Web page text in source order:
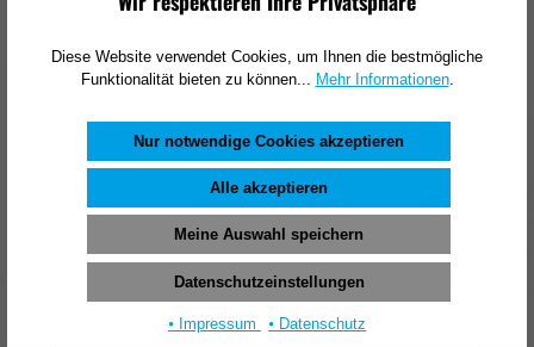
Kränzle Rohrreinigungsschlauch 25 m
Stecksystem D12 mit Frontbohrung 125503-F
207,66 €*
Diese Website verwendet Cookies, um Ihnen die bestmögliche
Funktionalität bieten zu können...
Mehr Informationen.
Nur notwendige Cookies akzeptieren
Alle akzeptieren
Meine Auswahl speichern
Datenschutzeinstellungen
⦁ Impressum ⦁ Datenschutz